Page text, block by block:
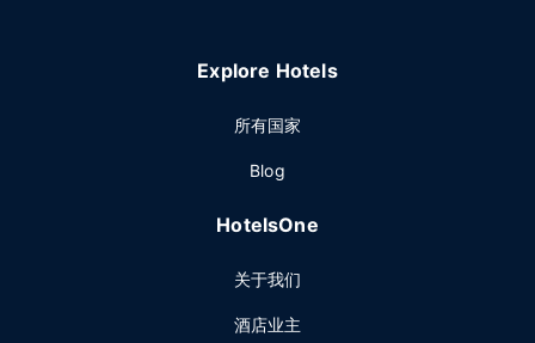
Explore Hotels
所有国家
Blog
HotelsOne
关于我们
酒店业主